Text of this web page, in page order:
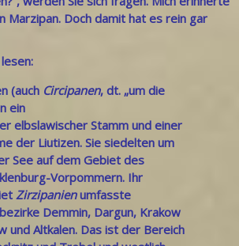
Marzipan. Doch damit hat es rein gar
(auch Circipanen, dt. „um die
ein
elbslawischer Stamm und einer
der Liutizen. Sie siedelten um
Seeauf dem Gebiet des
Vorpommern. Ihr
Zirzipanienumfasste
Demmin, Dargun, Krakow
undAltkalen. Das ist der Bereich